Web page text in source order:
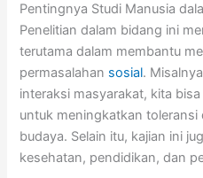
Pentingnya Studi Manusia
Penelitian dalam bidang ini
terutama dalam membantu
permasalahan sosial.
interaksi masyarakat, kita
untuk meningkatkan
budaya. Selain itu, kajian ini
kesehatan, pendidikan, dan